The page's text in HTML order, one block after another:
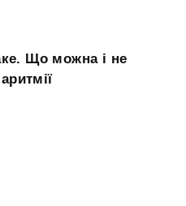
Що можна і не